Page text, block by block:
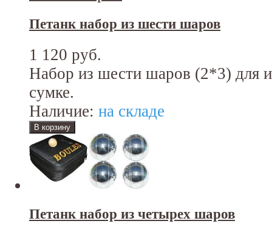
Петанк набор из шести шаров
1 120 руб.
Набор из шести шаров (2*3) для
сумке.
Наличие: на складе
Петанк набор из четырех шаров